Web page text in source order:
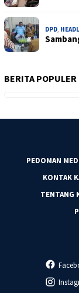
DPD
BERITA POPULER
PEDOMAN
KONTAK
TENTANG